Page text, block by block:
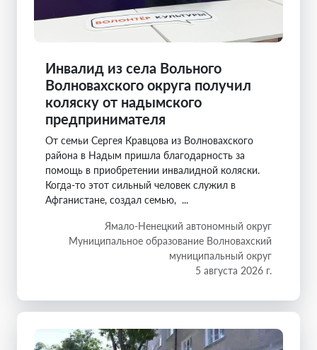
Инвалид из села Вольного
Волновахского округа получил
коляску от надымского
предпринимателя
От семьи Сергея Кравцова из Волновахского
района в Надым пришла благодарность за
помощь в приобретении инвалидной коляски.
Когда-то этот сильный человек служил в
Афганистане, создал семью, ...
Ямало-Ненецкий автономный округ
Муниципальное образование Волновахский
муниципальный округ
5 августа 2026 г.